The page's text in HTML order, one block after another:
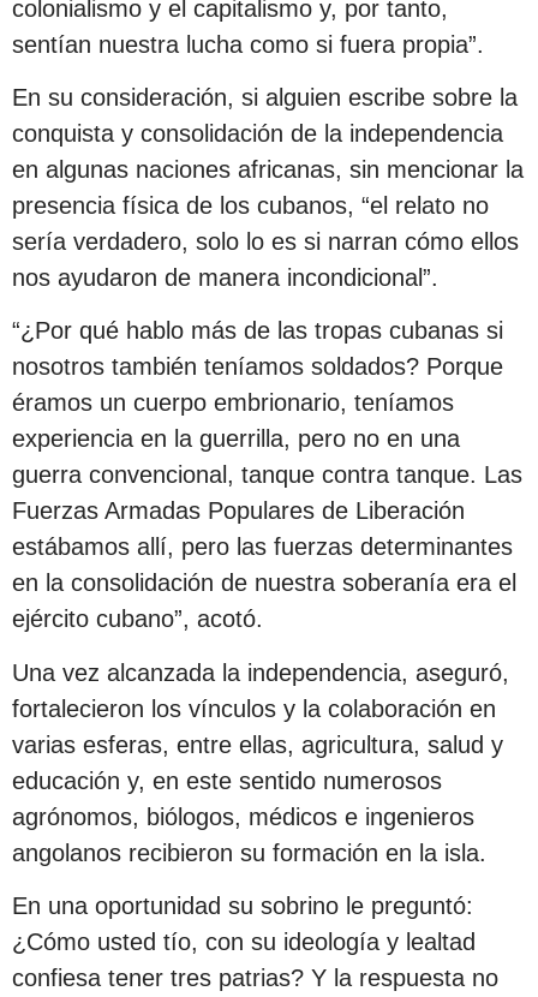
colonialismo y el capitalismo y, por tanto,
sentían nuestra lucha como si fuera propia”.
En su consideración, si alguien escribe sobre la
conquista y consolidación de la independencia
en algunas naciones africanas, sin mencionar la
presencia física de los cubanos, “el relato no
sería verdadero, solo lo es si narran cómo ellos
nos ayudaron de manera incondicional”.
“¿Por qué hablo más de las tropas cubanas si
nosotros también teníamos soldados? Porque
éramos un cuerpo embrionario, teníamos
experiencia en la guerrilla, pero no en una
guerra convencional, tanque contra tanque. Las
Fuerzas Armadas Populares de Liberación
estábamos allí, pero las fuerzas determinantes
en la consolidación de nuestra soberanía era el
ejército cubano”, acotó.
Una vez alcanzada la independencia, aseguró,
fortalecieron los vínculos y la colaboración en
varias esferas, entre ellas, agricultura, salud y
educación y, en este sentido numerosos
agrónomos, biólogos, médicos e ingenieros
angolanos recibieron su formación en la isla.
En una oportunidad su sobrino le preguntó:
¿Cómo usted tío, con su ideología y lealtad
confiesa tener tres patrias? Y la respuesta no